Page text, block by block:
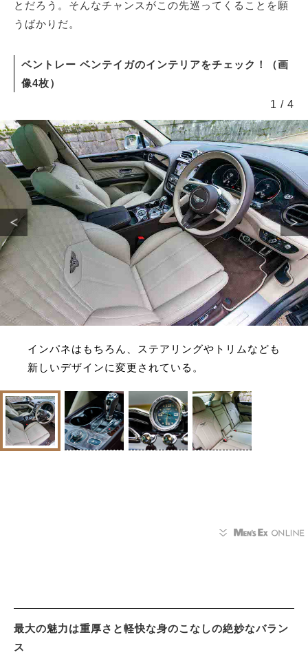
とだろう。そんなチャンスがこの先巡ってくることを願
うばかりだ。
ベントレー ベンテイガのインテリアをチェック！（画
像4枚）
インパネはもちろん、ステアリングやトリムなども
新しいデザインに変更されている。
1 / 4
最大の魅力は重厚さと軽快な身のこなしの絶妙なバラン
ス